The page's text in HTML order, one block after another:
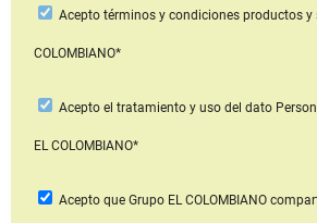
Aceptotérminos y condiciones productos
COLOMBIANO*
Acepto el tratamiento y uso del dato
EL COLOMBIANO*
Acepto que Grupo EL COLOMBIANO